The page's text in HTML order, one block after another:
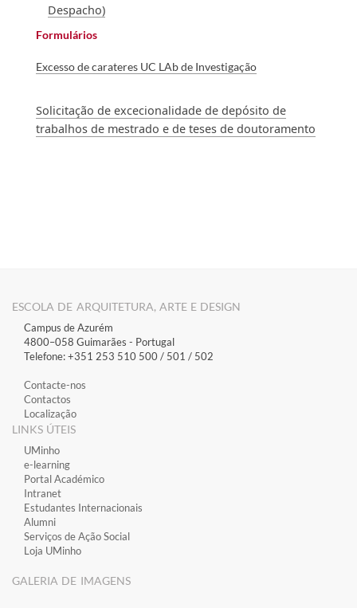
Despacho)​
Formulários​
Excesso de carateres UC LAb de Investigação
Solicitação de excecionalidade de depósito de
trabalhos de mestrado e de teses de doutoramento
ESCOLA DE ARQUITETURA, ARTE E DESIGN
Campus de Azurém
4800–058 Guimarães​ - Portugal
Telefone: +351 253 510 500 / 501 / 502
Contacte-nos
Contactos
Localização
LINKS ÚTEIS
​UMinho
​e-learning
​Portal Académico
​Intranet
Estudantes Inter​​nacionais
Alumni
Serviços de Ação Social
Loja UMinho
GALERIA DE IMAGENS